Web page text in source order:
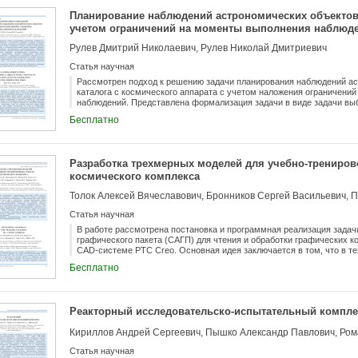
Планирование наблюдений астрономических
учетом ограничений на моменты выполнения
Рулев Дмитрий Николаевич, Рулев Николай Дмитриевич
Статья научная
Рассмотрен подход к решению задачи планирования наблюдений
каталога с космического аппарата с учетом наложения
наблюдений. Представлена формализация задачи в виде задачи
решаемых методами целочисленного программирования.
возможность практического использования предложенных
светотеневой обстановкой на орбите. Показана эффективность
построения оптимальных программ наблюдения, так и для анализа
Бесплатно
Разработка трехмерных моделей для учебно-
космического комплекса
Статья научная
В работе рассмотрена постановка и программная реализация
графического пакета (САГП) для чтения и обработки графических
CAD-системе PTC Creo. Основная идея заключается в том, что в
«автоматизированная адаптация графического пакета».
позволяет значительно сократить трудоемкость процесса
формата Virtual Reality Modeling Language (VRML). Приводятся
Бесплатно
Реакторный исследовательско-испытательный
Статья научная